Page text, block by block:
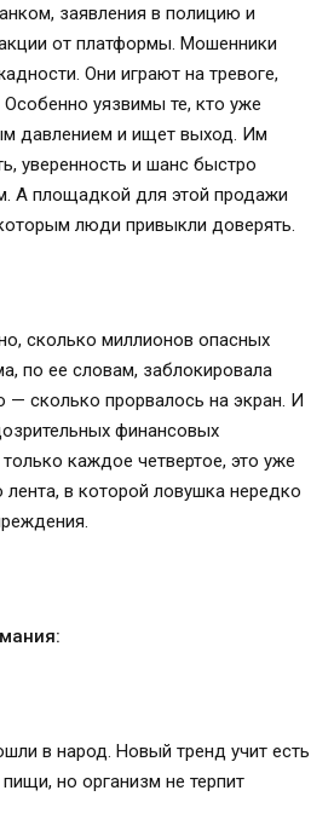
заявления в полицию и
от платформы. Мошенники
Они играют на тревоге,
уязвимы те, кто уже
давлением и ищет выход. Им
уверенность и шанс быстро
А площадкой для этой продажи
люди привыкли доверять.
сколько миллионов опасных
по ее словам, заблокировала
— сколько прорвалось на экран. И
финансовых
каждое четвертое, это уже
в которой ловушка нередко
в народ. Новый тренд учит есть
но организм не терпит